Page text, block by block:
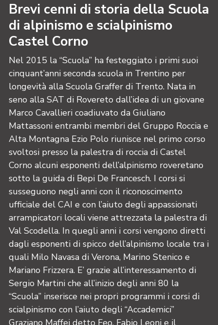
Brevi cenni di storia della Scuola
di alpinismo e scialpinismo
Castel Corno
Nel 2015 la “Scuola” ha festeggiato i primi suoi
cinquant’anni seconda scuola in Trentino per
longevità alla Scuola Graffer di Trento. Nata in
seno alla SAT di Rovereto dall’idea di un giovane
Marco Cavallieri coadiuvato da Giuliano
Mattassoni entrambi membri del Gruppo Roccia e
Alta Montagna Ezio Polo riunisce nel primo corso
svoltosi presso la palestra di roccia di Castel
Corno alcuni esponenti dell’alpinismo roveretano
sotto la guida di Bepi De Francesch. I corsi si
susseguono negli anni con il riconoscimento
ufficiale del CAI e con l’aiuto degli appassionati
arrampicatori locali viene attrezzata la palestra di
Val Scodella. In quegli anni i corsi vengono diretti
dagli esponenti di spicco dell’alpinismo locale tra i
quali Milo Navasa di Verona, Marino Stenico e
Mariano Frizzera. E’ grazie all’interessamento di
Sergio Martini che all’inizio degli anni 80 la
“Scuola” inserisce nei propri programmi i corsi di
scialpinismo con l’aiuto degli “Accademici”